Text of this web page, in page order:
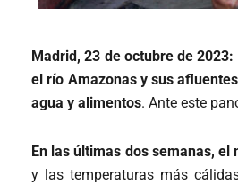
Madrid, 23 de octubre de 2023:
el río Amazonas y sus
agua y alimentos. Ante este
En las últimas dos semanas,
y las temperaturas más